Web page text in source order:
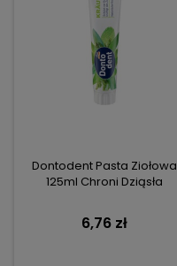
Dontodent Pasta Ziołowa
125ml Chroni Dziąsła
6,76 zł